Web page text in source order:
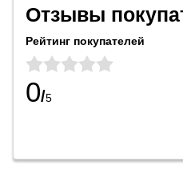
Отзывы
Рейтинг покупателей
0/5